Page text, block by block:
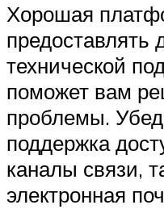
Хорошая
предоставлять
технической
поможет вам
проблемы.
поддержка
каналы связи,
электронная